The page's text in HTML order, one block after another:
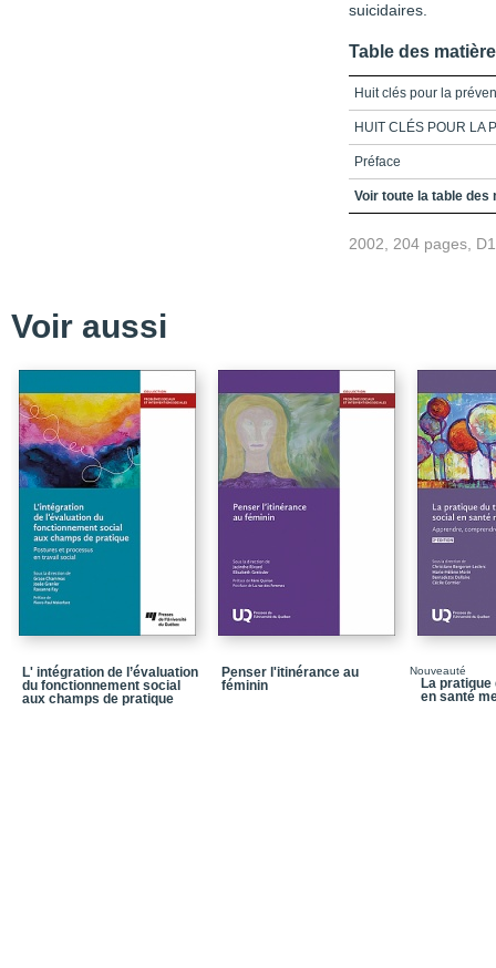
suicidaires.
Table des
Huit clés pour la
HUIT CLÉS POUR LA
Préface
Remerciements
Chapitre 3_Le soi
Chapitre 4_Le corps
Chapitre 5_Les
Chapitre 6_Les
Chapitre 7_La société
Chapitre 8_Les objets
Chapitre 9_La
Chapitre 10_Le
Chapitre
Conclusion
Voir toute la table des
2002, 204 pages,
Voir aussi
L' intégration de l’évaluation
du fonctionnement social
aux champs de pratique
Penser l'itinérance au
féminin
Nouveauté
La
en santé